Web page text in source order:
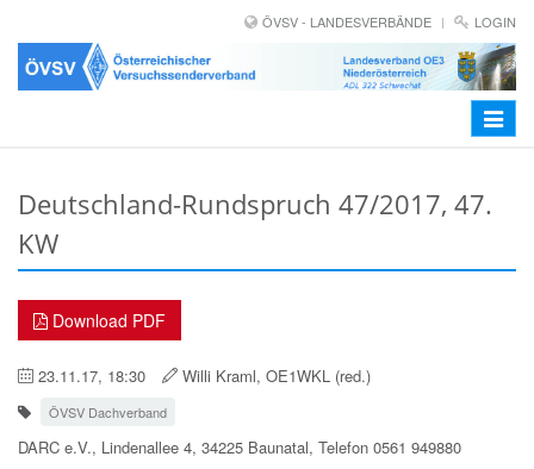
ÖVSV - LANDESVERBÄNDE LOGIN
Toggle
Deutschland-Rundspruch 47/2017, 47.
KW
Download PDF
23.11.17, 18:30 Willi Kraml, OE1WKL (red.)
ÖVSV Dachverband
DARC e.V., Lindenallee 4, 34225 Baunatal, Telefon 0561 949880